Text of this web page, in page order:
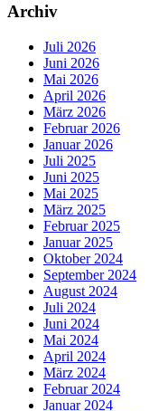
Archiv
Juli 2026
Juni 2026
Mai 2026
April 2026
März 2026
Februar 2026
Januar 2026
Juli 2025
Juni 2025
Mai 2025
März 2025
Februar 2025
Januar 2025
Oktober 2024
September 2024
August 2024
Juli 2024
Juni 2024
Mai 2024
April 2024
März 2024
Februar 2024
Januar 2024